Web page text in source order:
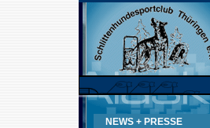
NEWS + PRESSE